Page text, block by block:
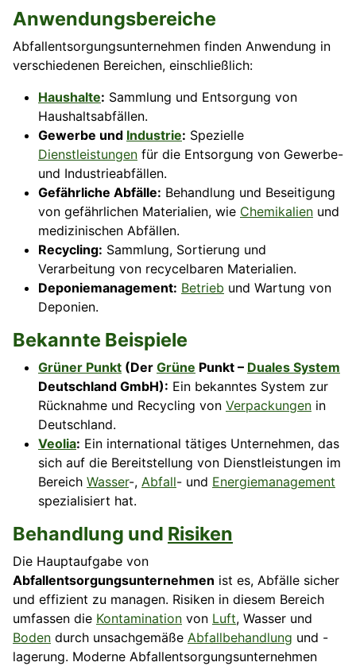
Anwendungsbereiche
Abfallentsorgungsunternehmen finden Anwendung in
verschiedenen Bereichen, einschließlich:
Haushalte: Sammlung und Entsorgung von
Haushaltsabfällen.
Gewerbe und Industrie: Spezielle
Dienstleistungen für die Entsorgung von Gewerbe-
und Industrieabfällen.
Gefährliche Abfälle: Behandlung und Beseitigung
von gefährlichen Materialien, wie Chemikalien und
medizinischen Abfällen.
Recycling: Sammlung, Sortierung und
Verarbeitung von recycelbaren Materialien.
Deponiemanagement: Betrieb und Wartung von
Deponien.
Bekannte Beispiele
Grüner Punkt (Der Grüne Punkt – Duales System
Deutschland GmbH): Ein bekanntes System zur
Rücknahme und Recycling von Verpackungen in
Deutschland.
Veolia: Ein international tätiges Unternehmen, das
sich auf die Bereitstellung von Dienstleistungen im
Bereich Wasser-, Abfall- und Energiemanagement
spezialisiert hat.
Behandlung und Risiken
Die Hauptaufgabe von
Abfallentsorgungsunternehmen ist es, Abfälle sicher
und effizient zu managen. Risiken in diesem Bereich
umfassen die Kontamination von Luft, Wasser und
Boden durch unsachgemäße Abfallbehandlung und -
lagerung. Moderne Abfallentsorgungsunternehmen